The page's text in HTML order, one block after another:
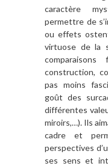
caractère
permettre de
ou effets
virtuose de la
construction,
pas moins
goût des
différentes
miroirs,…). Ils
cadre et
perspectives
ses sens et